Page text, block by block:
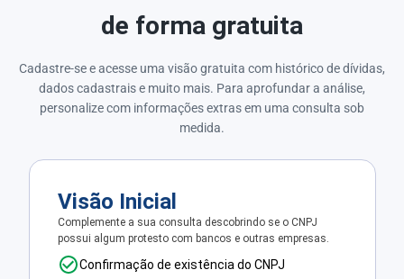
de forma gratuita
Cadastre-se e acesse uma visão gratuita com histórico de dívidas,
dados cadastrais e muito mais. Para aprofundar a análise,
personalize com informações extras em uma consulta sob
medida.
Visão Inicial
Complemente a sua consulta descobrindo se o CNPJ
possui algum protesto com bancos e outras empresas.
Confirmação de existência do CNPJ